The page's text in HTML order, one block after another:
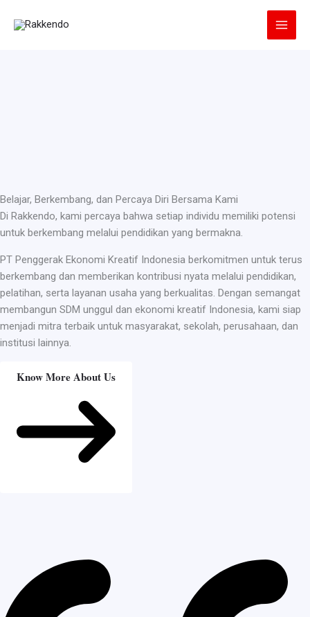
Belajar, Berkembang, dan Percaya Diri Bersama Kami
Di Rakkendo, kami percaya bahwa setiap individu memiliki potensi
untuk berkembang melalui pendidikan yang bermakna.
PT Penggerak Ekonomi Kreatif Indonesia berkomitmen untuk terus
berkembang dan memberikan kontribusi nyata melalui pendidikan,
pelatihan, serta layanan usaha yang berkualitas. Dengan semangat
membangun SDM unggul dan ekonomi kreatif Indonesia, kami siap
menjadi mitra terbaik untuk masyarakat, sekolah, perusahaan, dan
institusi lainnya.
Know More About Us